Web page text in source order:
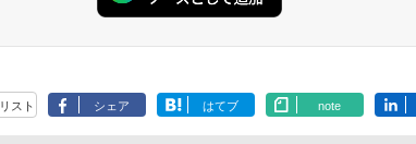
リスト シェア はてブ note